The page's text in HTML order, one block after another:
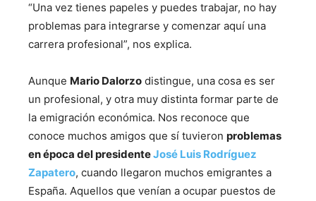
“Una vez tienes papeles y puedes trabajar, no hay
problemas para integrarse y comenzar aquí una
carrera profesional”, nos explica.
Aunque Mario Dalorzo distingue, una cosa es ser
un profesional, y otra muy distinta formar parte de
la emigración económica. Nos reconoce que
conoce muchos amigos que sí tuvieron problemas
en época del presidenteJosé Luis Rodríguez
Zapatero, cuando llegaron muchos emigrantes a
España. Aquellos que venían a ocupar puestos de